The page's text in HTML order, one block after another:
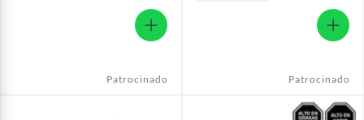
Patrocinado Patrocinado